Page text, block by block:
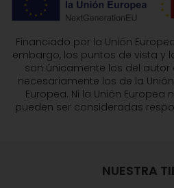
Financiado por la Unión
embargo, los puntos de vista y
son únicamente los del autor
necesariamente los de la
Europea. Ni la Unión Europea
pueden ser consideradas
NUESTRA